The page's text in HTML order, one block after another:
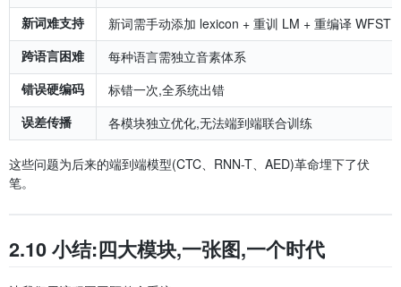
新词难支持
新词需手动添加 lexicon + 重训 LM + 重编译 WFST
跨语言困难
每种语言需独立音素体系
错误硬编码
标错一次,全系统出错
误差传播
各模块独立优化,无法端到端联合训练
这些问题为后来的端到端模型(CTC、RNN-T、AED)革命埋下了伏
笔。
2.10 小结:四大模块,一张图,一个时代